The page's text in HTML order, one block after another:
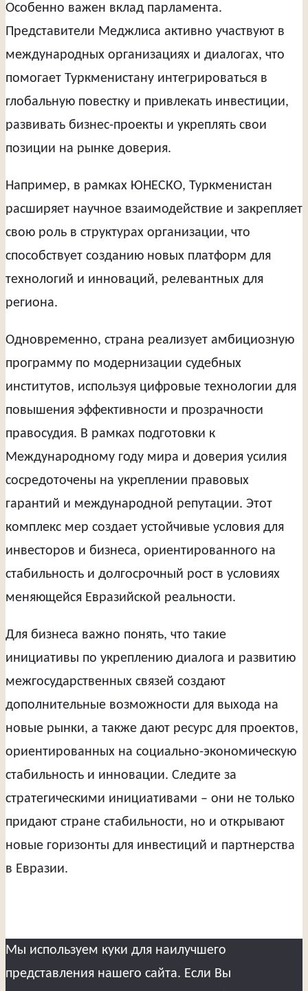
Особенно важен вклад парламента.
Представители Меджлиса активно участвуют в
международных организациях и диалогах, что
помогает Туркменистану интегрироваться в
глобальную повестку и привлекать инвестиции,
развивать бизнес-проекты и укреплять свои
позиции на рынке доверия.
Например, в рамках ЮНЕСКО, Туркменистан
расширяет научное взаимодействие и закрепляет
свою роль в структурах организации, что
способствует созданию новых платформ для
технологий и инноваций, релевантных для
региона.
Одновременно, страна реализует амбициозную
программу по модернизации судебных
институтов, используя цифровые технологии для
повышения эффективности и прозрачности
правосудия. В рамках подготовки к
Международному году мира и доверия усилия
сосредоточены на укреплении правовых
гарантий и международной репутации. Этот
комплекс мер создает устойчивые условия для
инвесторов и бизнеса, ориентированного на
стабильность и долгосрочный рост в условиях
меняющейся Евразийской реальности.
Для бизнеса важно понять, что такие
инициативы по укреплению диалога и развитию
межгосударственных связей создают
дополнительные возможности для выхода на
новые рынки, а также дают ресурс для проектов,
ориентированных на социально-экономическую
стабильность и инновации. Следите за
стратегическими инициативами – они не только
придают стране стабильности, но и открывают
новые горизонты для инвестиций и партнерства
в Евразии.
Мы используем куки для наилучшего
представления нашего сайта. Если Вы